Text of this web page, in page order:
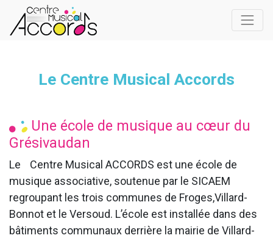
Le Centre Musical Accords
Une école de musique au cœur du
Grésivaudan
Le
Centre Musical ACCORDS est une école de
musique associative, soutenue par le SICAEM
regroupant les trois communes de Froges,Villard-
Bonnot et le Versoud. L’école est installée dans des
bâtiments communaux derrière la mairie de Villard-